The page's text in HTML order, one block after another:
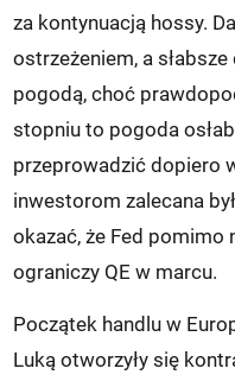
za kontynuacją hossy.
ostrzeżeniem, a słabsze
pogodą, choć
stopniu to pogoda
przeprowadzić dopiero
inwestorom zalecana
okazać, że Fed pomimo
ograniczy QE w marcu.
Początek handlu w
Luką otworzyły się